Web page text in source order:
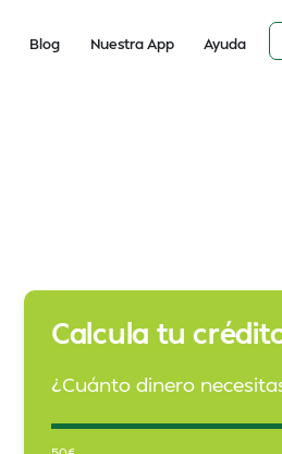
Blog Nuestra App Ayuda
Calcula tu
¿Cuánto dinero